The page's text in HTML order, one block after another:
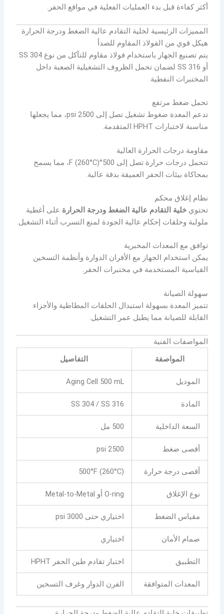
أكثر كفاءة قبل بدء العمليات الفعلية في مواقع الحفر.
المميزات الرئيسية لخلية التقادم عالية الضغط ودرجة الحرارة
هيكل قوي من الفولاذ المقاوم للصدأ
يتم تصنيع الجهاز باستخدام فولاذ مقاوم للتآكل من نوع SS 304
أو SS 316 لضمان تحمل الظروف التشغيلية الصعبة داخل
المختبرات النفطية.
تحمل ضغط مرتفع
تدعم المعدة ضغوط تشغيل تصل إلى 2500 psi، مما يجعلها
مناسبة لاختبارات HPHT المتقدمة.
مقاومة درجات الحرارة العالية
تتحمل درجات حرارة تصل إلى 500°F (260°C)، مما يسمح
بمحاكاة بيئات الحفر العميقة بدقة عالية.
نظام إغلاق محكم
تحتويخلية التقادم عالية الضغط ودرجة الحرارة على أغطية
ملولبة وحلقات إحكام عالية الجودة لمنع التسرب أثناء التشغيل.
توافق مع المعدات المخبرية
يمكن استخدام الجهاز مع الأفران الدوارة وأنظمة التسخين
القياسية المستخدمة في مختبرات الحفر.
سهولة الصيانة
تتميز المعدة بسهولة استبدال الحلقات المطاطية والأجزاء
القابلة للصيانة مما يطيل عمر التشغيل.
المواصفات الفنية
المواصفة
التفاصيل
الموديل Aging Cell 500 mL
المادة SS 304 / SS 316
السعة الداخلية 500 مل
أقصى ضغط 2500 psi
أقصى درجة حرارة 500°F (260°C)
نوع الإغلاق O-ring أو Metal-to-Metal
مقياس الضغط اختياري حتى 3000 psi
صمام الأمان اختياري
التطبيق اختبار تقادم طين الحفر HPHT
المعدات المتوافقة الفرن الدوار وغرف التسخين